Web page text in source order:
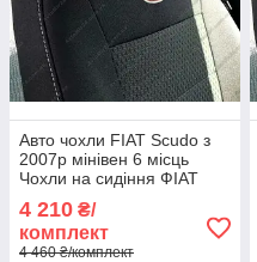
Авто чохли FIAT Scudo з
2007р мінівен 6 місць
Чохли на сидіння ФІАТ
4 210 ₴/
комплект
4 460 ₴/комплект